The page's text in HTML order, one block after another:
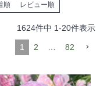
順 レビュー順
1624件中 1-20件表示
1 2 … 82